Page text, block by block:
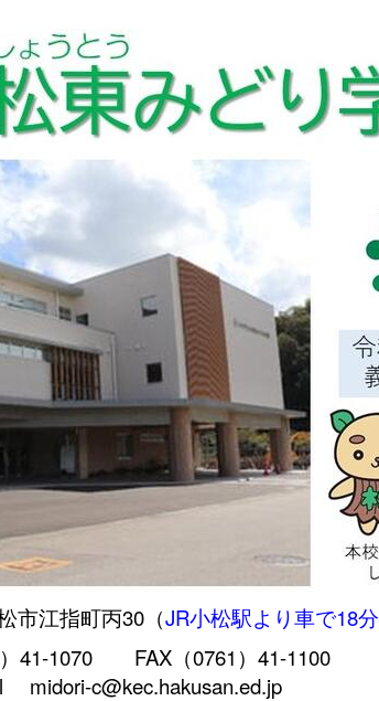
江指町丙30（JR小松駅より車で18分
41-1070 FAX（0761）41-1100
midori-c@kec.hakusan.ed.jp